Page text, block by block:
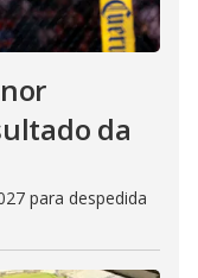
da
para despedida